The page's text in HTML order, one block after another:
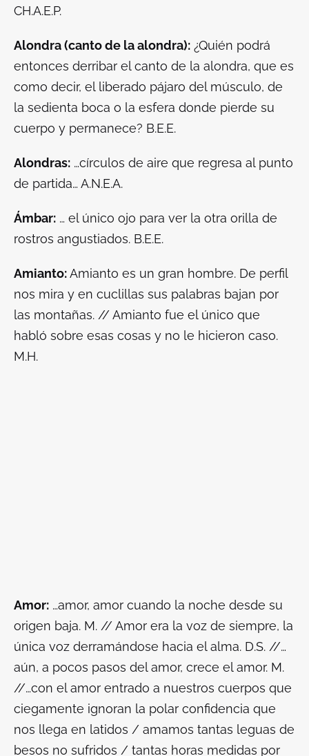
CH.A.E.P.
Alondra (canto de la alondra): ¿Quién podrá
entonces derribar el canto de la alondra, que es
como decir, el liberado pájaro del músculo, de
la sedienta boca o la esfera donde pierde su
cuerpo y permanece? B.E.E.
Alondras: …círculos de aire que regresa al punto
de partida… A.N.E.A.
Ámbar: … el único ojo para ver la otra orilla de
rostros angustiados. B.E.E.
Amianto:Amianto es un gran hombre. De perfil
nos mira y en cuclillas sus palabras bajan por
las montañas. // Amianto fue el único que
habló sobre esas cosas y no le hicieron caso.
M.H.
Amor: …amor, amor cuando la noche desde su
origen baja. M. // Amor era la voz de siempre, la
única voz derramándose hacia el alma. D.S. //…
aún, a pocos pasos del amor, crece el amor. M.
//…con el amor entrado a nuestros cuerpos que
ciegamente ignoran la polar confidencia que
nos llega en latidos / amamos tantas leguas de
besos no sufridos / tantas horas medidas por